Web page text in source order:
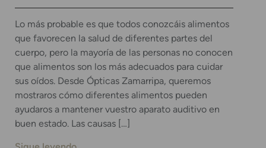
Lo más probable es que todos conozcáis alimentos
que favorecen la salud de diferentes partes del
cuerpo, pero la mayoría de las personas no conocen
que alimentos son los más adecuados para cuidar
sus oídos. Desde Ópticas Zamarripa, queremos
mostraros cómo diferentes alimentos pueden
ayudaros a mantener vuestro aparato auditivo en
buen estado. Las causas […]